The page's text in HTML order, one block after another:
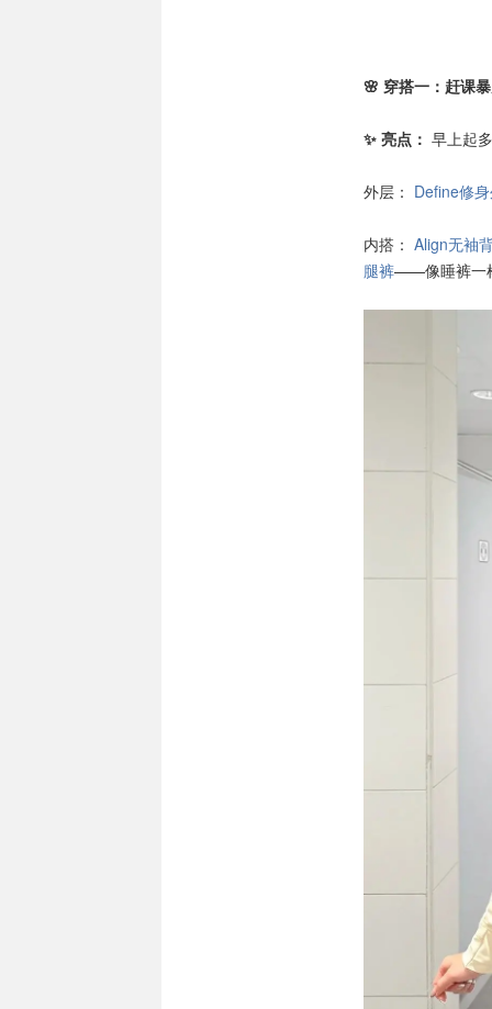
🌸 穿搭一：赶课
✨ 亮点： 早上起
外层： Define修
内搭： Align无袖
腿裤——像睡裤一